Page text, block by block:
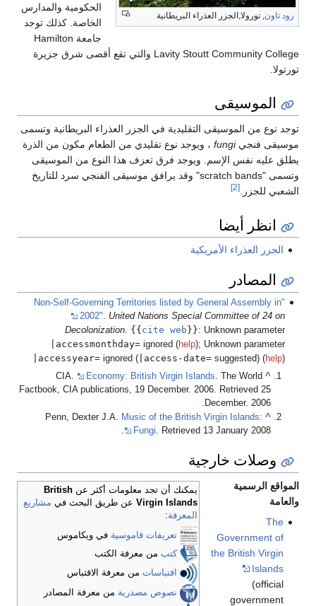
رود تاون, تورولا,الجزر العذراء البريطانية
الحكومية والمدارس
الخاصة. كذلك توجد
جامعة Hamilton
Lavity Stoutt Community College والتي تقع أقصى شرق جزيرة
تورتولا.
الموسيقى
توجد نوع من الموسيقى التقليدية في الجزر العذراء البريطانية وتسمى
موسيقى فنجيfungi ، ويوجد نوع تقليدي من الطعام مكون من الذرة
يطلق عليه نفس الإسم. ويوجد فرق تعزف هذا النوع من الموسيقى
وتسمى "scratch bands" وقد يرافق موسيقى الفنجي سرد للتاريخ
الشعبي للجزر.
[2]
انظر أيضا
الجزر العذراء الأمريكية
المصادر
"Non-Self-Governing Territories listed by General Assembly in
2002". United Nations Special Committee of 24 on
Decolonization. {{ cite web }}: Unknown parameter
|accessmonthday=ignored (help); Unknown parameter
|accessyear=ignored (|access-date=suggested) (help)
^
CIA. Economy: British Virgin Islands. The World
Factbook, CIA publications, 19 December. 2006. Retrieved 25
December. 2006.
^
Penn, Dexter J.A. Music of the British Virgin Islands:
Fungi. Retrieved 13 January 2008.
وصلات خارجية
يمكنك أن تجد معلومات أكثر عنBritish
Virgin Islands عن طريق البحث في مشاريع
المعرفة:
تعريفات قاموسية في ويكاموس
كتب من معرفة الكتب
اقتباسات من معرفة الاقتباس
نصوص مصدرية من معرفة المصادر
المواقع الرسمية
والعامة
The
Government of
the British Virgin
Islands
(official
government